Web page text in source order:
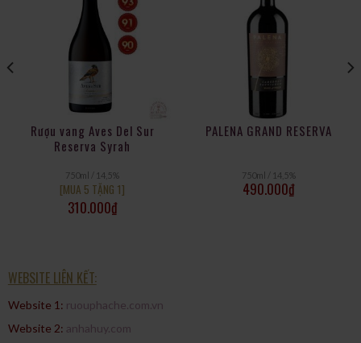
Nhận xét nổi bật:
“Easy to drink – apple, pear, citrus – medium body, high acidity.”
“Chardonnay uống hằng ngày khá ổn.”
“Good for the price.”
Rượu vang Aves Del Sur
Reserva Syrah
750ml / 14,5%
[MUA 5 TẶNG 1]
310.000₫
PALENA GRAND RESERVA
750ml / 14,5%
490.000₫
WEBSITE LIÊN KẾT:
Website 1: ruouphache.com.vn
Website 2: anhahuy.com